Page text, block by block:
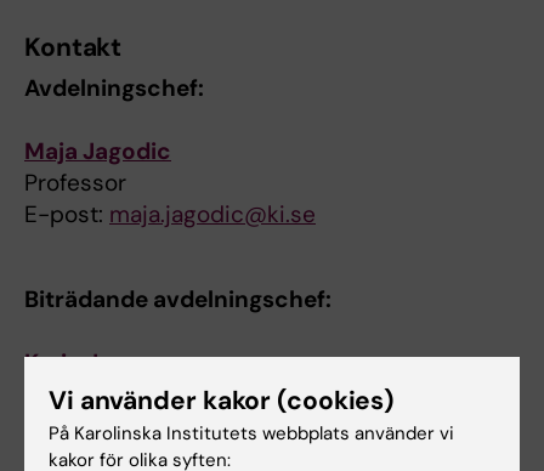
Kontakt
Avdelningschef:
Maja Jagodic
Professor
E-post: maja.jagodic@ki.se
Biträdande avdelningschef:
Karin Jensen
Professor/Senior forskare
E-post:karin.jensen@ki.se
Vi använder kakor (cookies)
På Karolinska Institutets webbplats använder vi
kakor för olika syften: